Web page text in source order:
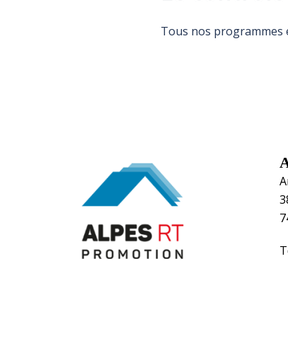
Tous nos programmes